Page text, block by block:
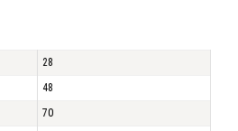
28
48
70